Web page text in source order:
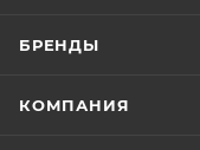
БРЕНДЫ
КОМПАНИЯ